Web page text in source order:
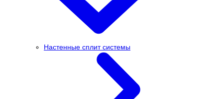
Настенные сплит системы